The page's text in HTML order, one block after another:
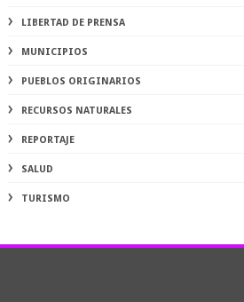
LIBERTAD DE PRENSA
MUNICIPIOS
PUEBLOS ORIGINARIOS
RECURSOS NATURALES
REPORTAJE
SALUD
TURISMO